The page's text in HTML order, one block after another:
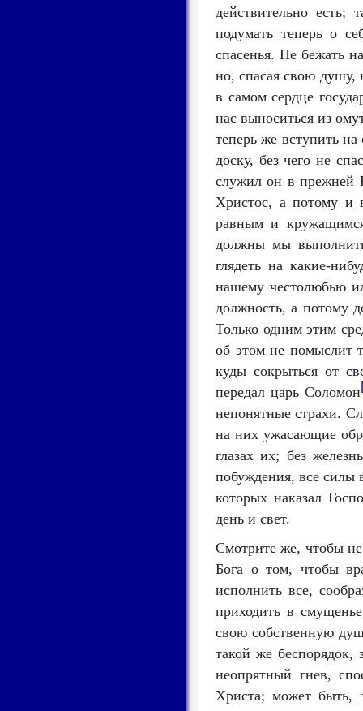
действительно
подумать теперь о
спасенья. Не бежать
но, спасая свою душу,
в самом сердце
нас выноситься из
теперь же вступить
доску, без чего не
служил он в прежней
Христос, а потому и
равным и
должны мы
глядеть на какие-
нашему честолюбью
должность, а потому
Только одним этим
об этом не помыслит
куды сокрыться от
передал царь Соломон
непонятные страхи.
на них ужасающие
глазах их; без
побуждения, все силы
которых наказал
день и свет.
Смотрите же, чтобы
Бога о том, чтобы
исполнить все,
приходить в
свою собственную
такой же беспорядок,
неопрятный гнев,
Христа; может быть,